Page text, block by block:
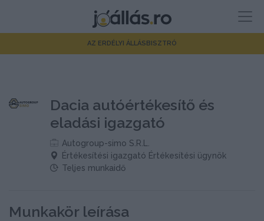
AZ ERDÉLYI ÁLLÁSBISZTRÓ
Dacia autóértékesítő és
eladási igazgató
Autogroup-simo S.R.L.
Értékesítési igazgató Értékesítési ügynök
Teljes munkaidő
Munkakör leírása